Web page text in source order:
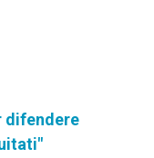
difendere